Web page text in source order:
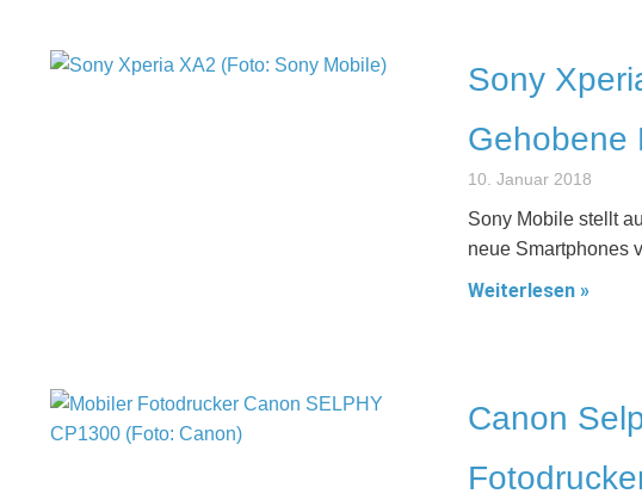
Sony
Gehobene
10. Januar 2018
Sony Mobile stellt
neue Smartphones
Weiterlesen »
Canon